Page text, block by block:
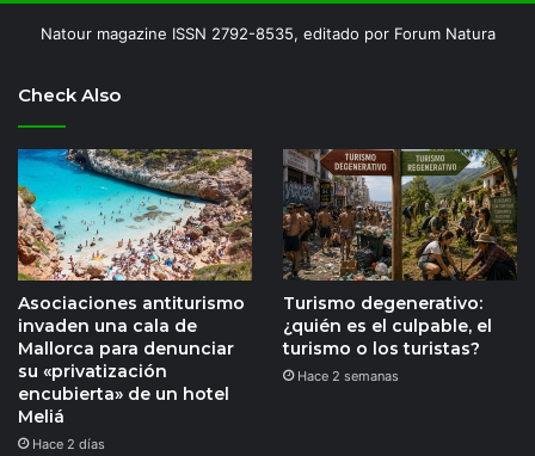
Natour magazine ISSN 2792-8535, editado por Forum Natura
Check Also
Asociaciones antiturismo
invaden una cala de
Mallorca para denunciar
su «privatización
encubierta» de un hotel
Meliá
Hace 2 días
Turismo degenerativo:
¿quién es el culpable, el
turismo o los turistas?
Hace 2 semanas